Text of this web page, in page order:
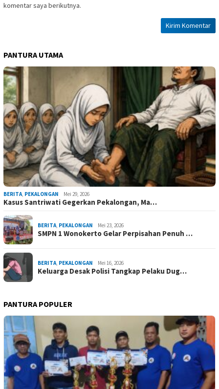
komentar saya berikutnya.
PANTURA UTAMA
BERITA PEKALONGAN Mei 29, 2026
Kasus Santriwati Gegerkan Pekalongan, Ma…
BERITA PEKALONGAN Mei 23, 2026
SMPN 1 Wonokerto Gelar Perpisahan Penuh …
BERITA PEKALONGAN Mei 16, 2026
Keluarga Desak Polisi Tangkap Pelaku Dug…
PANTURA POPULER